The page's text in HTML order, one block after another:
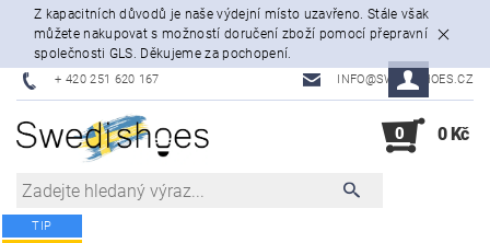
Z kapacitních důvodů je naše výdejní místo uzavřeno. Stále však
můžete nakupovat s možností doručení zboží pomocí přepravní
společnosti GLS. Děkujeme za pochopení.
+ 420 251 620 167 INFO@SWEDISHOES.CZ
0 0 Kč
TIP